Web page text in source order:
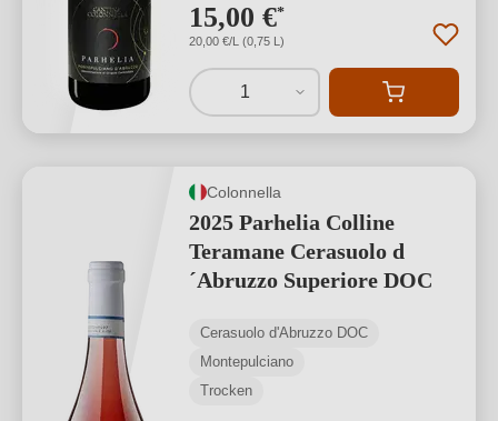
15,00 €*
20,00 €/L (0,75 L)
1
Colonnella
2025 Parhelia Colline
Teramane Cerasuolo d
´Abruzzo Superiore DOC
Cerasuolo d'Abruzzo DOC
Montepulciano
Trocken